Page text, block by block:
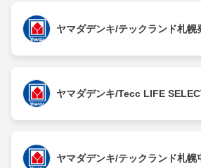
ヤマダデンキ/テックランド札幌
ヤマダデンキ/Tecc LIFE
ヤマダデンキ/テックランド札幌